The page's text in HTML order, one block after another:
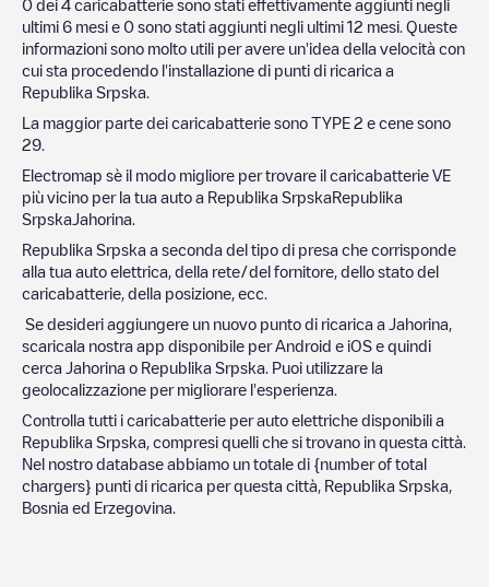
0 dei 4 caricabatterie sono stati effettivamente aggiunti negli
ultimi 6 mesi e 0 sono stati aggiunti negli ultimi 12 mesi. Queste
informazioni sono molto utili per avere un'idea della velocità con
cui sta procedendo l'installazione di punti di ricarica a
Republika Srpska
La maggior parte dei caricabatterie sono TYPE 2 e cene sono
29
Electromap sè il modo migliore per trovare il caricabatterie VE
più vicino per la tua auto a Republika SrpskaRepublika
Srpska Jahorina
Republika Srpska a seconda del tipo di presa che corrisponde
alla tua auto elettrica, della rete/del fornitore, dello stato del
caricabatterie, della posizione, ecc.
Se desideri aggiungere un nuovo punto di ricarica a Jahorina
scaricala nostra app disponibile per Android e iOS e quindi
cerca Jahorina o Republika Srpska . Puoi utilizzare la
geolocalizzazione per migliorare l'esperienza.
Controlla tutti i caricabatterie per auto elettriche disponibili a
Republika Srpska , compresi quelli che si trovano in questa città.
Nel nostro database abbiamo un totale di {number of total
chargers} punti di ricarica per questa città, Republika Srpska
Bosnia ed Erzegovina